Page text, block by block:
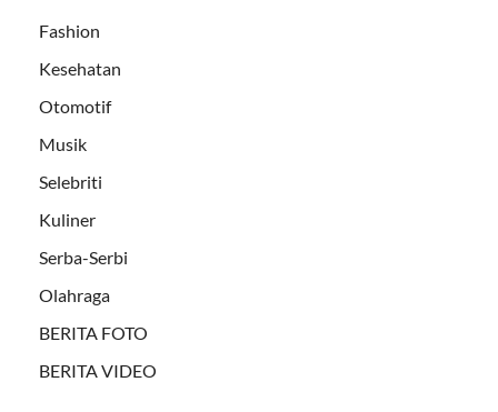
Fashion
Kesehatan
Otomotif
Musik
Selebriti
Kuliner
Serba-Serbi
Olahraga
BERITA FOTO
BERITA VIDEO